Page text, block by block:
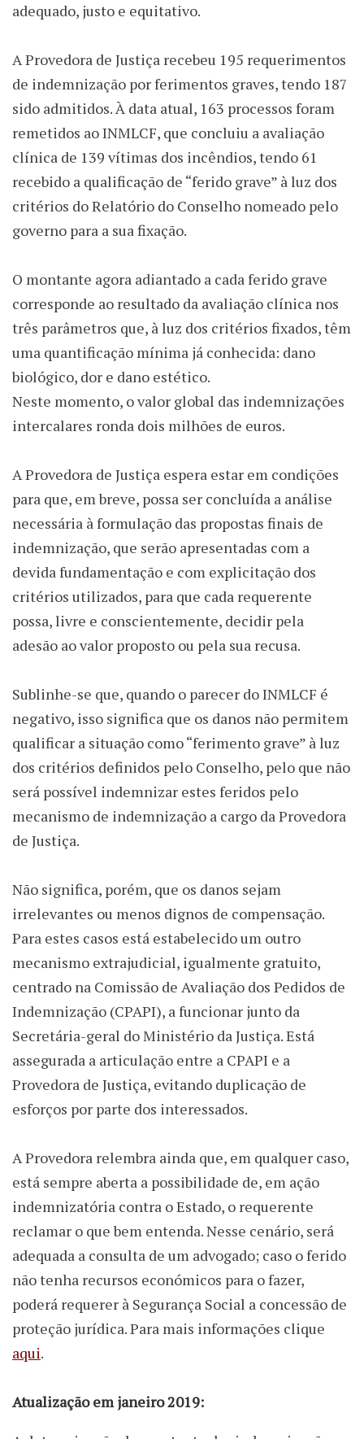
adequado, justo e equitativo.
A Provedora de Justiça recebeu 195 requerimentos
de indemnização por ferimentos graves, tendo 187
sido admitidos. À data atual, 163 processos foram
remetidos ao INMLCF, que concluiu a avaliação
clínica de 139 vítimas dos incêndios, tendo 61
recebido a qualificação de “ferido grave” à luz dos
critérios do Relatório do Conselho nomeado pelo
governo para a sua fixação.
O montante agora adiantado a cada ferido grave
corresponde ao resultado da avaliação clínica nos
três parâmetros que, à luz dos critérios fixados, têm
uma quantificação mínima já conhecida: dano
biológico, dor e dano estético.
Neste momento, o valor global das indemnizações
intercalares ronda dois milhões de euros.
A Provedora de Justiça espera estar em condições
para que, em breve, possa ser concluída a análise
necessária à formulação das propostas finais de
indemnização, que serão apresentadas com a
devida fundamentação e com explicitação dos
critérios utilizados, para que cada requerente
possa, livre e conscientemente, decidir pela
adesão ao valor proposto ou pela sua recusa.
Sublinhe-se que, quando o parecer do INMLCF é
negativo, isso significa que os danos não permitem
qualificar a situação como “ferimento grave” à luz
dos critérios definidos pelo Conselho, pelo que não
será possível indemnizar estes feridos pelo
mecanismo de indemnização a cargo da Provedora
de Justiça.
Não significa, porém, que os danos sejam
irrelevantes ou menos dignos de compensação.
Para estes casos está estabelecido um outro
mecanismo extrajudicial, igualmente gratuito,
centrado na Comissão de Avaliação dos Pedidos de
Indemnização (CPAPI), a funcionar junto da
Secretária-geral do Ministério da Justiça. Está
assegurada a articulação entre a CPAPI e a
Provedora de Justiça, evitando duplicação de
esforços por parte dos interessados.
A Provedora relembra ainda que, em qualquer caso,
está sempre aberta a possibilidade de, em ação
indemnizatória contra o Estado, o requerente
reclamar o que bem entenda. Nesse cenário, será
adequada a consulta de um advogado; caso o ferido
não tenha recursos económicos para o fazer,
poderá requerer à Segurança Social a concessão de
proteção jurídica. Para mais informações clique
aqui.
Atualização em janeiro 2019: